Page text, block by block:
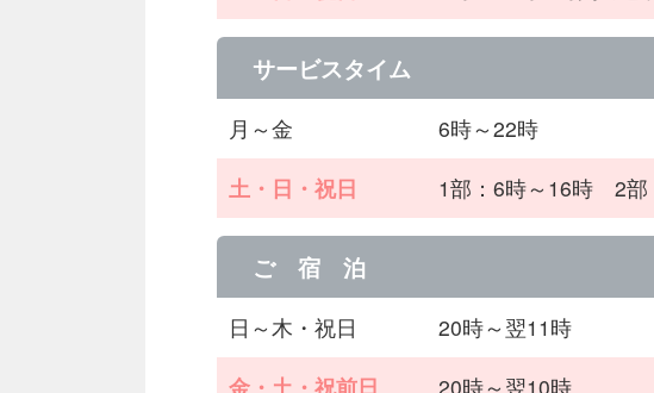
サービスタイム
月～金
6時～22時
土・日・祝日
1部：6時～16時 2部
ご 宿 泊
日～木・祝日
20時～翌11時
金・土・祝前日
20時～翌10時